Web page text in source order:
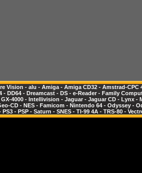
Vision - alu - Amiga - Amiga CD32 - Amstrad-CPC
- DD64- Dreamcast- DS- e-Reader- Family
GX-4000 - Intellivision - Jaguar - Jaguar CD - Lynx -
CD - NES - Famicom - Nintendo 64 - Odyssey -
PS3 - PSP - Saturn - SNES - TI-99 4A - TRS-80 -